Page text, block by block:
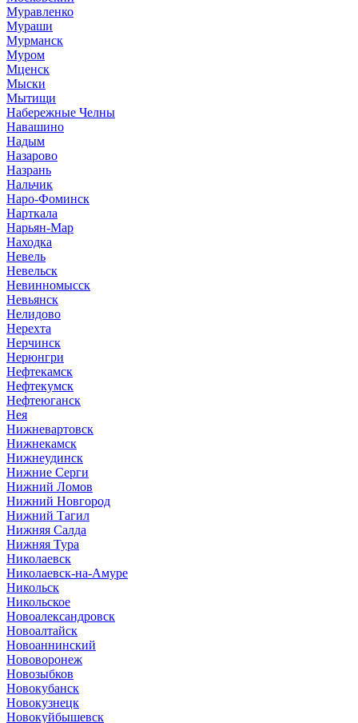
Муравленко
Мураши
Мурманск
Муром
Мценск
Мыски
Мытищи
Набережные Челны
Навашино
Надым
Назарово
Назрань
Нальчик
Наро-Фоминск
Нарткала
Нарьян-Мар
Находка
Невель
Невельск
Невинномысск
Невьянск
Нелидово
Нерехта
Нерчинск
Нерюнгри
Нефтекамск
Нефтекумск
Нефтеюганск
Нея
Нижневартовск
Нижнекамск
Нижнеудинск
Нижние Серги
Нижний Ломов
Нижний Новгород
Нижний Тагил
Нижняя Салда
Нижняя Тура
Николаевск
Николаевск-на-Амуре
Никольск
Никольское
Новоалександровск
Новоалтайск
Новоаннинский
Нововоронеж
Новозыбков
Новокубанск
Новокузнецк
Новокуйбышевск